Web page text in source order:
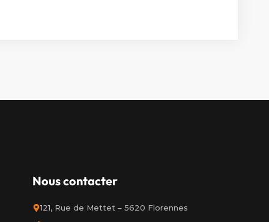
Nous contacter
121, Rue de Mettet – 5620 Florennes